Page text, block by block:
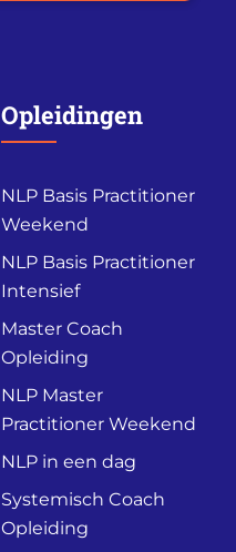
Opleidingen
NLP Basis Practitioner
Weekend
NLP Basis Practitioner
Intensief
Master Coach
Opleiding
NLP Master
Practitioner Weekend
NLP in een dag
Systemisch Coach
Opleiding